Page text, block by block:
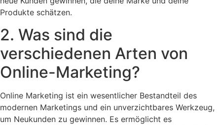
Produkte schätzen.
2. Was sind die
verschiedenen Arten von
Online-Marketing?
Online Marketing ist ein wesentlicher Bestandteil des
modernen Marketings und ein unverzichtbares Werkzeug,
um Neukunden zu gewinnen. Es ermöglicht es